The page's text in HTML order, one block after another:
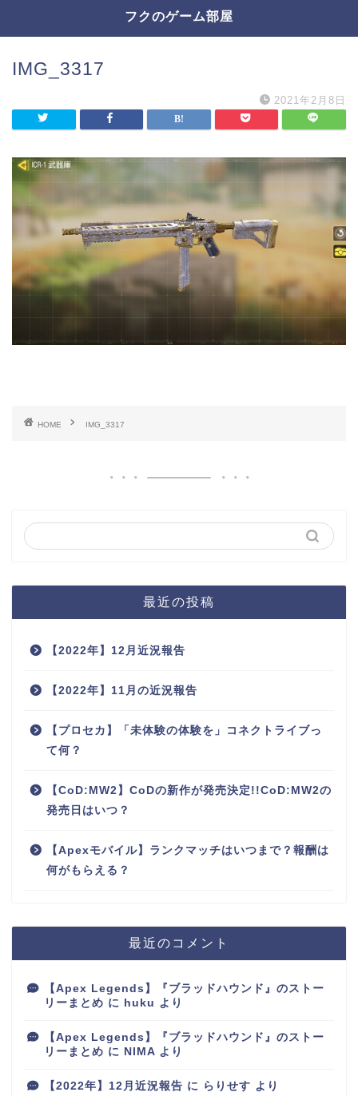
フクのゲーム部屋
IMG_3317
2021年2月8日
HOME IMG_3317
最近の投稿
【2022年】12月近況報告
【2022年】11月の近況報告
【プロセカ】「未体験の体験を」コネクトライブっ
て何？
【CoD:MW2】CoDの新作が発売決定!!CoD:MW2の
発売日はいつ？
【Apexモバイル】ランクマッチはいつまで？報酬は
何がもらえる？
最近のコメント
【Apex Legends】『ブラッドハウンド』のストー
リーまとめ に huku より
【Apex Legends】『ブラッドハウンド』のストー
リーまとめ に NIMA より
【2022年】12月近況報告 に らりせす より